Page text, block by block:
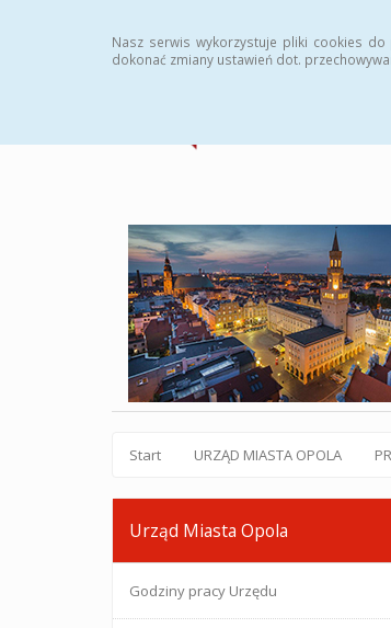
Nasz serwis wykorzystuje pliki cookies do
dokonać zmiany ustawień dot.
Start URZĄD MIASTA OPOLA
Urząd Miasta Opola
Godziny pracy Urzędu